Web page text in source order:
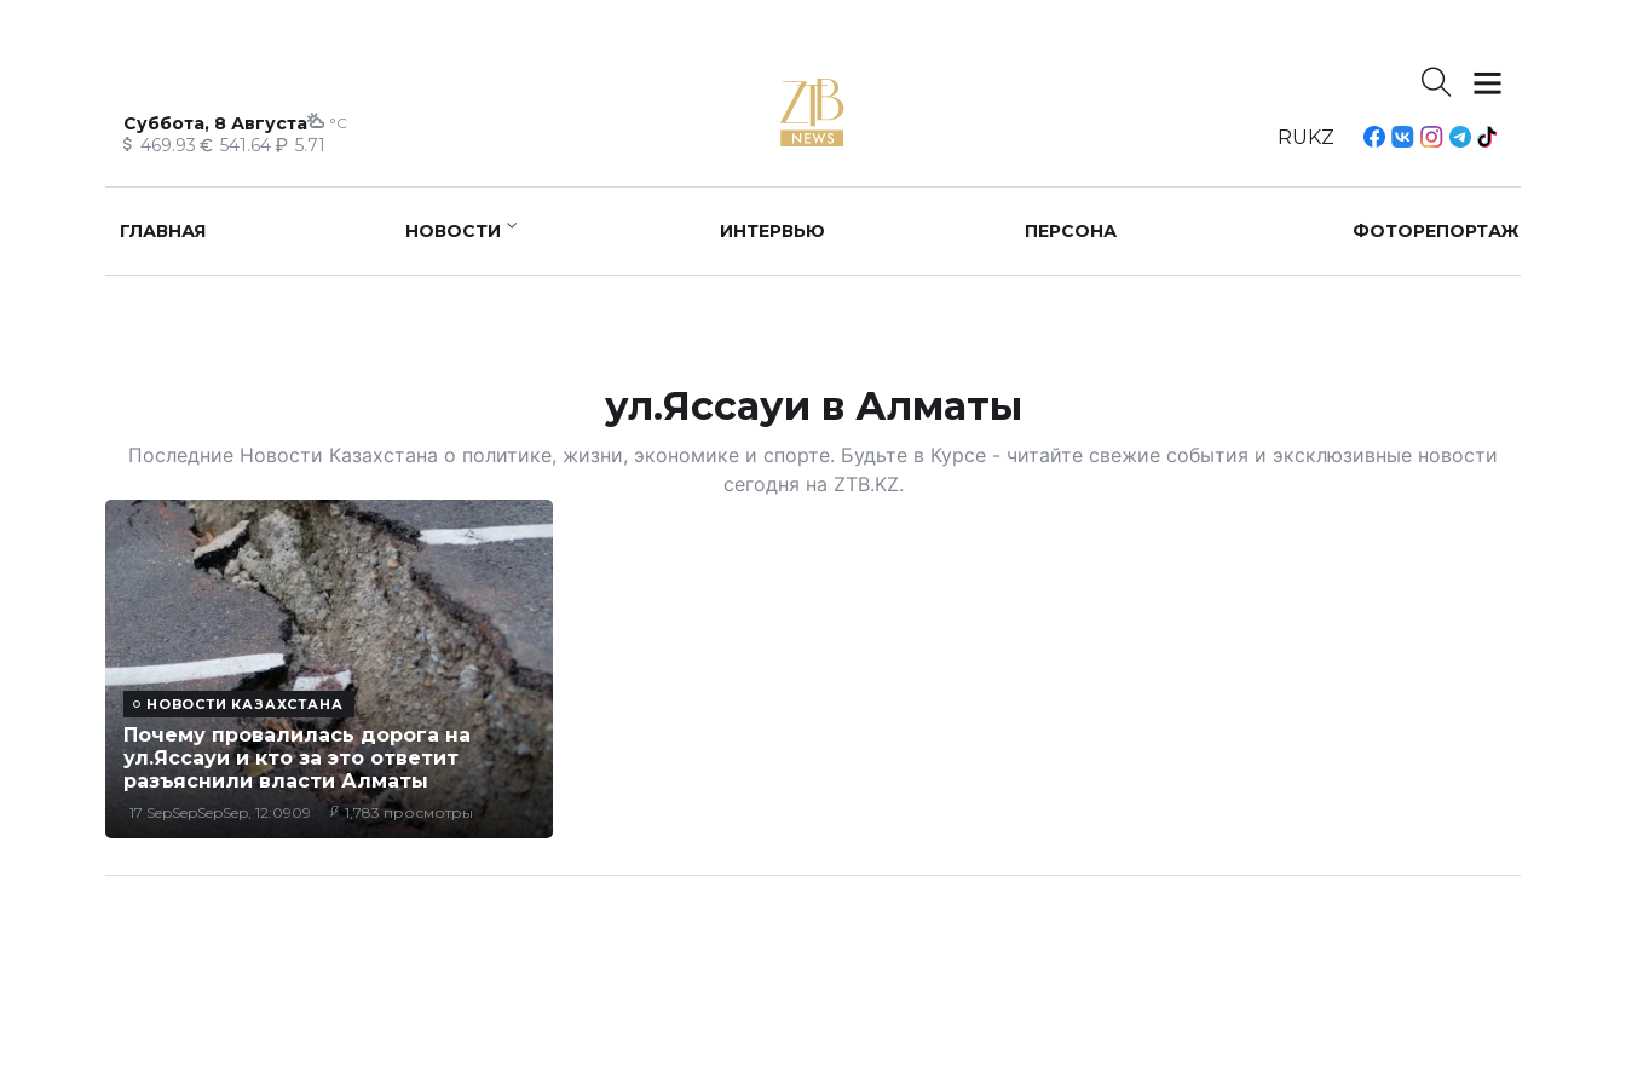
Суббота, 8 Августа °C
469.93 541.64 5.71 RUKZ
ГЛАВНАЯ НОВОСТИ ИНТЕРВЬЮ ПЕРСОНА ФОТОРЕПОРТАЖ
ул.Яссауи в Алматы
Последние Новости Казахстана о политике, жизни, экономике и спорте. Будьте в Курсе - читайте свежие события и эксклюзивные новости
сегодня на ZTB.KZ.
НОВОСТИ КАЗАХСТАНА
Почему провалилась дорога на
ул.Яссауи и кто за это ответит
разъяснили власти Алматы
17 SepSepSepSep, 12:0909 1,783 просмотры